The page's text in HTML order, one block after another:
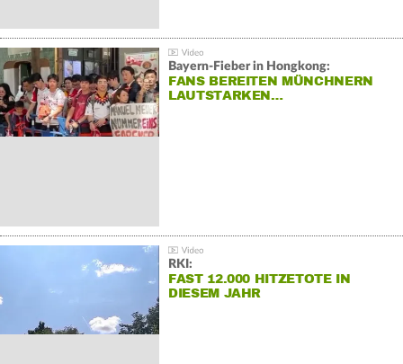
Bayern-Fieber in Hongkong:
FANS BEREITEN MÜNCHNERN
LAUTSTARKEN…
RKI:
FAST 12.000 HITZETOTE IN
DIESEM JAHR